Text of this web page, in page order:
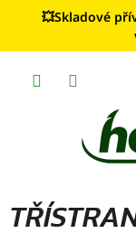
💥Skladové